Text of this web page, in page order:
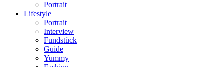
Portrait
Lifestyle
Portrait
Interview
Fundstück
Guide
Yummy